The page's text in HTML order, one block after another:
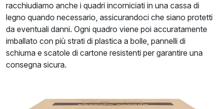
racchiudiamo anche i quadri incorniciati in una cassa di
legno quando necessario, assicurandoci che siano protetti
da eventuali danni. Ogni quadro viene poi accuratamente
imballato con più strati di plastica a bolle, pannelli di
schiuma e scatole di cartone resistenti per garantire una
consegna sicura.